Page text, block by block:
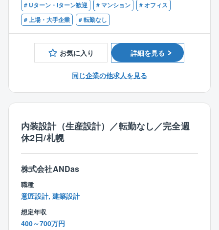
◆書類作成 等
※入社後、1～2現場は先輩社員と同行します。
【本求人のポイント】
◆元請け8割以上
◆マンション・オフィスビル・ホテル等の大規模修繕
※スケルトン状態にしてからの店舗造作工事・一般住宅
◆マンション・ビル改修│外壁・屋上・給排水設備工
事・耐震工事
◆施工管理1人あたりの担当物件数
基本的に一人一現場、年間3現場程度
◆マンションの居住者が住んでおられる中での「居な
がら工事」のため、夜間作業は行わず、原則17時過ぎ
に現場からは撤退することが多いです。
◆現場詳細…1現場につき1～3名配置
◆工期…4ヶ月～1年程度
◆現場規模…3000万～3億（大型マンション・タワー
◆1級建築施工管理技士または一級建築士の資格をお持
ちの方
◆外壁・防水・耐震補強等の工事現場経験者
# Uターン・Iターン歓迎
# マンション
# オフィス
# 上場・大手企業
# 転勤なし
お気に入り 詳細を見る
同じ企業の他求人を見る
内装設計（生産設計）／転勤なし／完全週
休2日/札幌
株式会社ANDas
職種
意匠設計, 建築設計
想定年収
400～700万円